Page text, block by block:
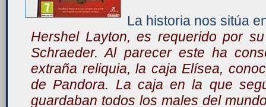
La historia nos sitúa
Hershel Layton, es requerido por
Schraeder. Al parecer este ha
extraña reliquia, la caja Elísea,
de Pandora. La caja en la que
guardaban todos los males del